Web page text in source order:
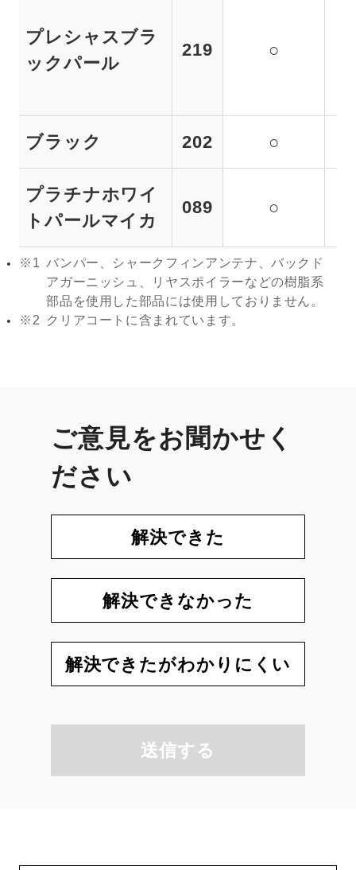
プレシャスブラ
ックパール
219 ○
ブラック 202 ○
プラチナホワイ
トパールマイカ
089 ○
※1 バンパー、シャークフィンアンテナ、バックド
アガーニッシュ、リヤスポイラーなどの樹脂系
部品を使用した部品には使用しておりません。
※2
クリアコートに含まれています。
ご意見をお聞かせく
ださい
解決できた
解決できなかった
解決できたがわかりにくい
送信する